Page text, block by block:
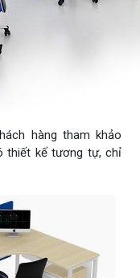
hàng tham khảo
thiết kế tương tự, chỉ